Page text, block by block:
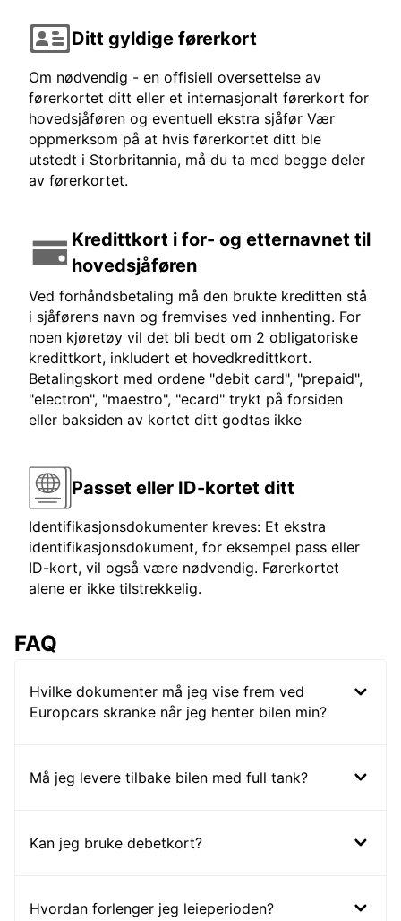
Ditt gyldige førerkort
Om nødvendig - en offisiell oversettelse av
førerkortet ditt eller et internasjonalt førerkort for
hovedsjåføren og eventuell ekstra sjåfør Vær
oppmerksom på at hvis førerkortet ditt ble
utstedt i Storbritannia, må du ta med begge deler
av førerkortet.
Kredittkort i for- og etternavnet til
hovedsjåføren
Ved forhåndsbetaling må den brukte kreditten stå
i sjåførens navn og fremvises ved innhenting. For
noen kjøretøy vil det bli bedt om 2 obligatoriske
kredittkort, inkludert et hovedkredittkort.
Betalingskort med ordene "debit card", "prepaid",
"electron", "maestro", "ecard" trykt på forsiden
eller baksiden av kortet ditt godtas ikke
Passet eller ID-kortet ditt
Identifikasjonsdokumenter kreves: Et ekstra
identifikasjonsdokument, for eksempel pass eller
ID-kort, vil også være nødvendig. Førerkortet
alene er ikke tilstrekkelig.
FAQ
Hvilke dokumenter må jeg vise frem ved
Europcars skranke når jeg henter bilen min?
Må jeg levere tilbake bilen med full tank?
Kan jeg bruke debetkort?
Hvordan forlenger jeg leieperioden?